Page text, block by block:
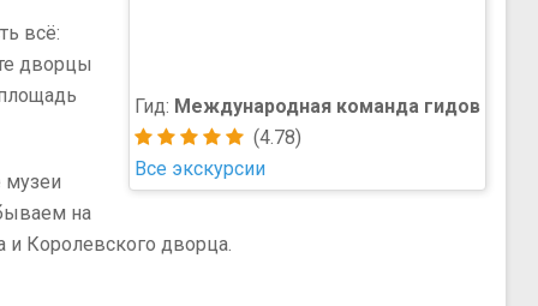
Гид: Международная команда гидов
(4.78)
Все экскурсии
всё:
дворцы
музеи
на
Королевского дворца.